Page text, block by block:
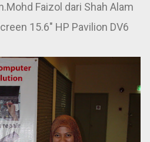
Faizol dari Shah Alam
15.6" HP Pavilion DV6